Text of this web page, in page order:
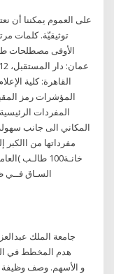
على العموم يمكننا أن
توثيقيّة. كلمات
الأوفى مصطلحات
المؤشرات رمز
المفردات
المكاني الى جانب
مفرداتها من االكبر
السـاق فــي
جامعة الملك
هدم المخطط في